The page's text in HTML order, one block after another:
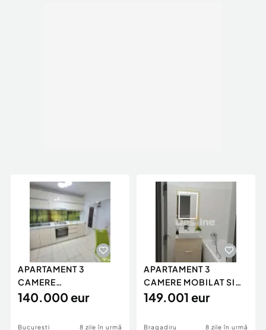
APARTAMENT 3
CAMERE
SEMIDECOMANDAT
140.000 eur
Bucuresti 8 zile în urmă
APARTAMENT 3
CAMERE MOBILAT SI
UTILAT
149.001 eur
Bragadiru 8 zile în urmă